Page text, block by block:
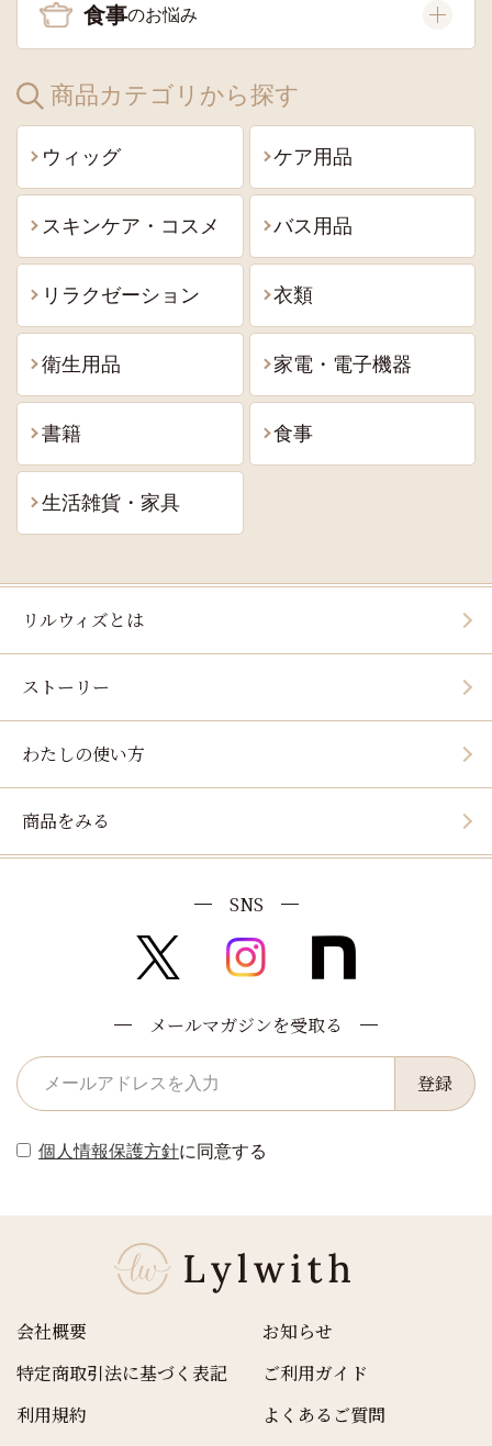
食事
商品カテゴリから探す
ウィッグ ケア用品
スキンケア・コスメ バス用品
リラクゼーション 衣類
衛生用品 家電・電子機器
書籍 食事
生活雑貨・家具
リルウィズとは
ストーリー
わたしの使い方
商品をみる
会社概要
特定商取引法に基づく表記
利用規約
お知らせ
ご利用ガイド
よくあるご質問
SNS
メールマガジンを受取る
登録
個人情報保護方針に同意する